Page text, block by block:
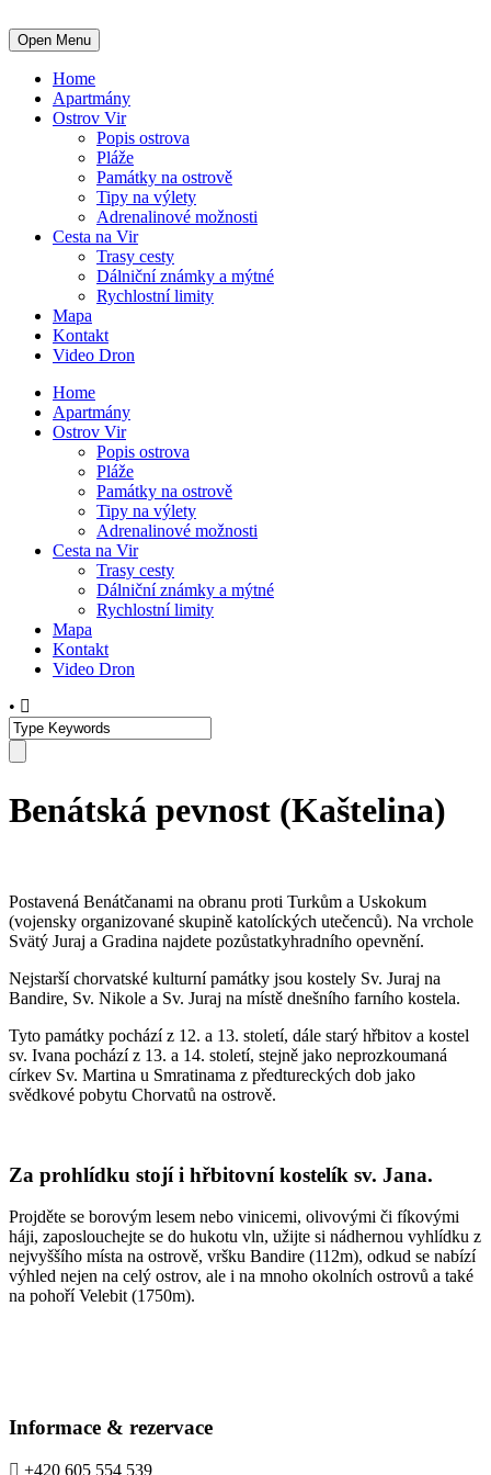
Open Menu
Home
Apartmány
Ostrov Vir
Popis ostrova
Pláže
Památky na ostrově
Tipy na výlety
Adrenalinové možnosti
Cesta na Vir
Trasy cesty
Dálniční známky a mýtné
Rychlostní limity
Mapa
Kontakt
Video Dron
Home
Apartmány
Ostrov Vir
Popis ostrova
Pláže
Památky na ostrově
Tipy na výlety
Adrenalinové možnosti
Cesta na Vir
Trasy cesty
Dálniční známky a mýtné
Rychlostní limity
Mapa
Kontakt
Video Dron
•
Benátská pevnost (Kaštelina)
Postavená Benátčanami na obranu proti Turkům a Uskokum
(vojensky organizované skupině katolíckých utečenců). Na vrchole
Svätý Juraj a Gradina najdete pozůstatkyhradního opevnění.
Nejstarší chorvatské kulturní památky jsou kostely Sv. Juraj na
Bandire, Sv. Nikole a Sv. Juraj na místě dnešního farního kostela.
Tyto památky pochází z 12. a 13. století, dále starý hřbitov a kostel
sv. Ivana pochází z 13. a 14. století, stejně jako neprozkoumaná
církev Sv. Martina u Smratinama z předtureckých dob jako
svědkové pobytu Chorvatů na ostrově.
Za prohlídku stojí i hřbitovní kostelík sv. Jana.
Projděte se borovým lesem nebo vinicemi, olivovými či fíkovými
háji, zaposlouchejte se do hukotu vln, užijte si nádhernou vyhlídku z
nejvyššího místa na ostrově, vršku Bandire (112m), odkud se nabízí
výhled nejen na celý ostrov, ale i na mnoho okolních ostrovů a také
na pohoří Velebit (1750m).
Informace & rezervace
+420 605 554 539